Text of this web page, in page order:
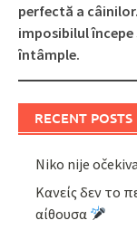
perfectă a
imposibilul începe
întâmple.
RECENT POSTS
Niko nije
Κανείς δεν το
αίθουσα